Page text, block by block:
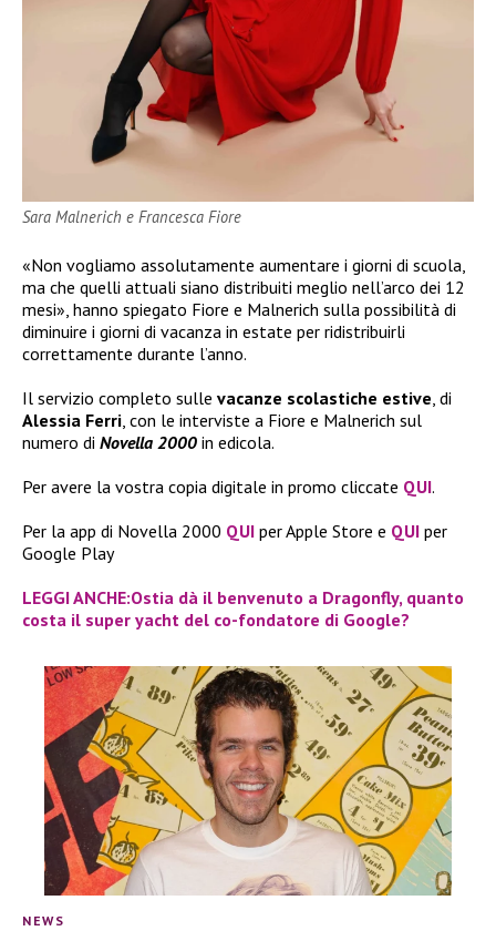
Sara Malnerich e Francesca Fiore
«Non vogliamo assolutamente aumentare i giorni di scuola,
ma che quelli attuali siano distribuiti meglio nell’arco dei 12
mesi», hanno spiegato Fiore e Malnerich sulla possibilità di
diminuire i giorni di vacanza in estate per ridistribuirli
correttamente durante l’anno.
Il servizio completo sulle vacanze scolastiche estive , di
Alessia Ferri , con le interviste a Fiore e Malnerich sul
numero di Novella 2000 in edicola.
Per avere la vostra copia digitale in promo cliccate QUI.
Per la app di Novella 2000 QUI per Apple Store e QUI per
Google Play
LEGGI ANCHE:Ostia dà il benvenuto a Dragonfly, quanto
costa il super yacht del co-fondatore di Google?
NEWS